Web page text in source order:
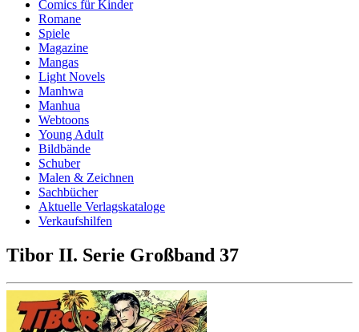
Comics für Kinder
Romane
Spiele
Magazine
Mangas
Light Novels
Manhwa
Manhua
Webtoons
Young Adult
Bildbände
Schuber
Malen & Zeichnen
Sachbücher
Aktuelle Verlagskataloge
Verkaufshilfen
Tibor II. Serie Großband 37